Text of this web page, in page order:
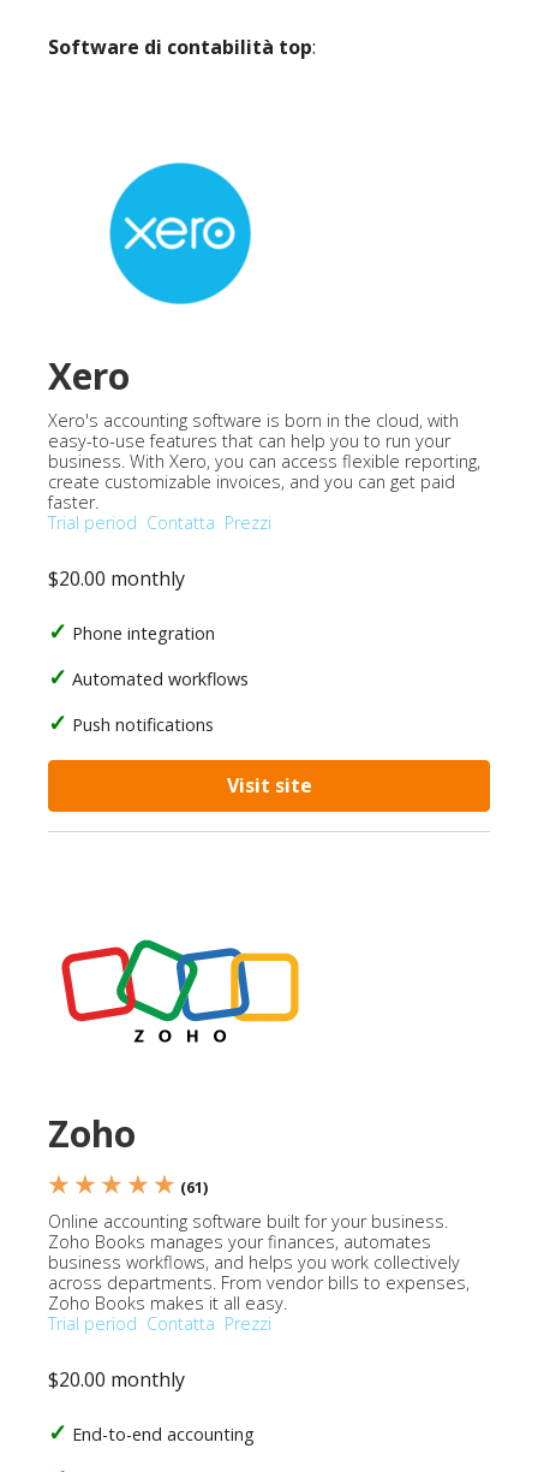
Software di contabilità top:
Xero
Xero's accounting software is born in the cloud, with
easy-to-use features that can help you to run your
business. With Xero, you can access flexible reporting,
create customizable invoices, and you can get paid
faster.
Trial period Contatta Prezzi
$20.00 monthly
Phone integration
Automated workflows
Push notifications
Visit site
Zoho
★ ★ ★ ★ ★ (61)
Online accounting software built for your business.
Zoho Books manages your finances, automates
business workflows, and helps you work collectively
across departments. From vendor bills to expenses,
Zoho Books makes it all easy.
Trial period Contatta Prezzi
$20.00 monthly
End-to-end accounting